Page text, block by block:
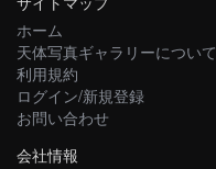
ホーム
天体写真ギャラリーについて
利用規約
ログイン/新規登録
お問い合わせ
会社情報